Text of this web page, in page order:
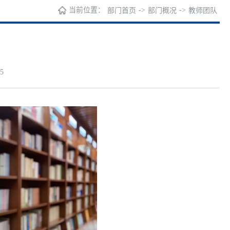
当前位置： 部门首页 -> 部门概况 -> 教师团队